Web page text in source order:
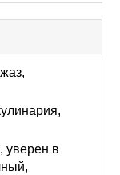
уверен в